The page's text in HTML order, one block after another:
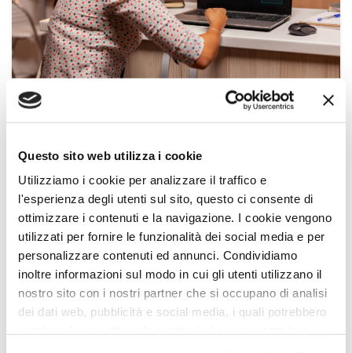
Questo sito web utilizza i cookie
Utilizziamo i cookie per analizzare il traffico e
l'esperienza degli utenti sul sito, questo ci consente di
ottimizzare i contenuti e la navigazione. I cookie vengono
utilizzati per fornire le funzionalità dei social media e per
personalizzare contenuti ed annunci. Condividiamo
inoltre informazioni sul modo in cui gli utenti utilizzano il
nostro sito con i nostri partner che si occupano di analisi
dei dati web, pubblicità e social media, i quali potrebbero
Ransomware: cos’è e come
proteggere i propri dati
CONTINUE READING